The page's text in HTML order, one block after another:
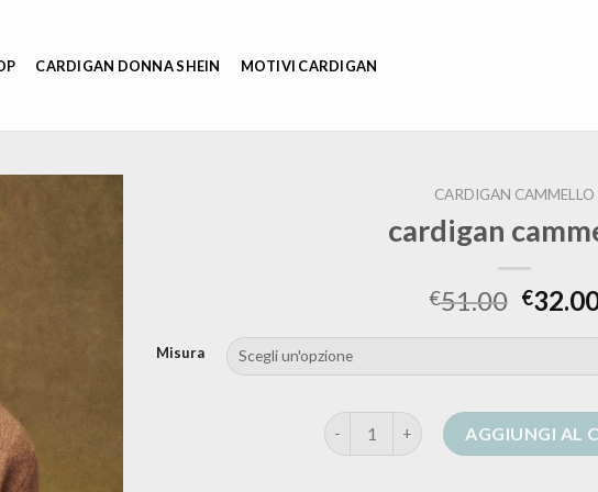
CARDIGAN DONNA SHEIN MOTIVI CARDIGAN
CARDIGAN CAMMELLO
cardigan
€51.00 €
Misura
cardigan cammello quantitàAGGIUNGI AL